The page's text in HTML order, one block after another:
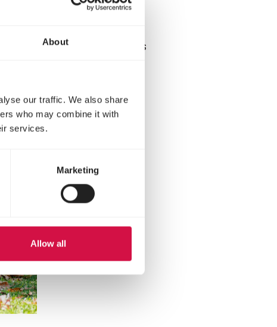
About
our traffic. We also share
who may combine it with
services.
Marketing
Allow all
Aufmerksamkeit
Ihr Hund belohnt sich
lecker findet, und wird das